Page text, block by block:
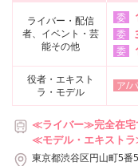
ライバー・配信
者、イベント・芸
能その他
委
委
委
役者・エキスト
ラ・モデル
ア/パ
≪ライバー≫完全在宅
≪モデル・エキスト
東京都渋谷区円山町5番